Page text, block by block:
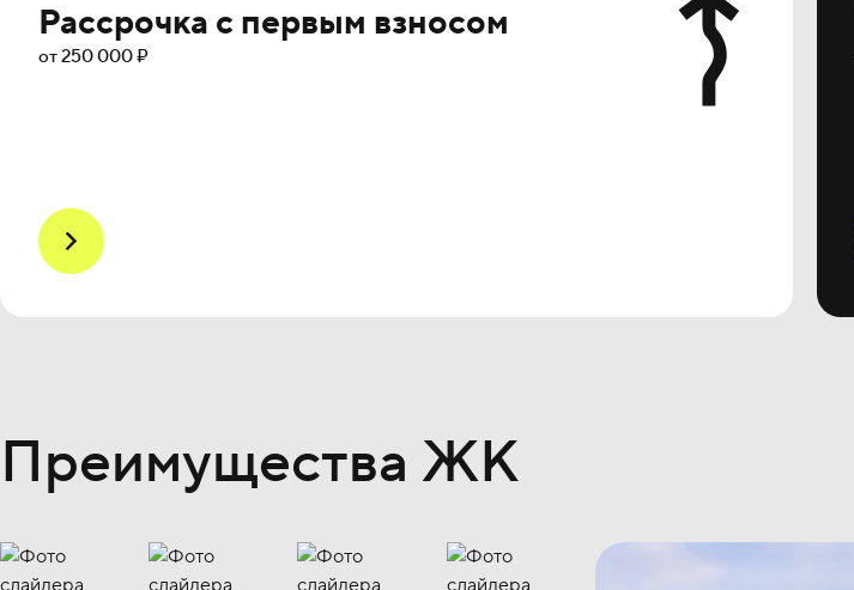
Рассрочка с первым взносом
от 250 000 ₽
Преимущества ЖК